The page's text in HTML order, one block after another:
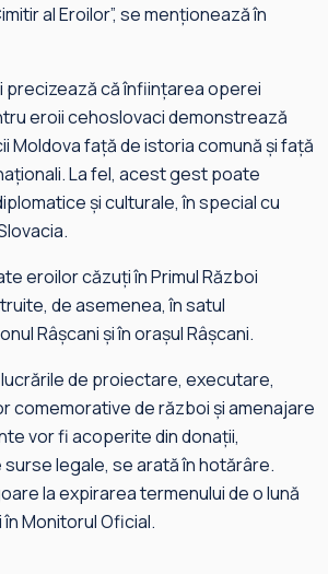
al Eroilor”, se menționează în
precizează că înființarea operei
eroii cehoslovaci demonstrează
Moldova față de istoria comună și față
La fel, acest gest poate
și culturale, în special cu
eroilor căzuți în Primul Război
de asemenea, în satul
Râșcani și în orașul Râșcani.
de proiectare, executare,
comemorative de război și amenajare
vor fi acoperite din donații,
legale, se arată în hotărâre.
la expirarea termenului de o lună
Monitorul Oficial.